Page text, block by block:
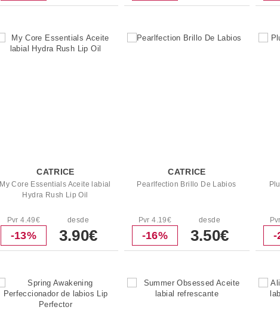
CATRICE
My Core Essentials Aceite labial
Hydra Rush Lip Oil
Pvr 4.49€
-13%
desde
3.90€
CATRICE
Pearlfection Brillo De Labios
Pvr 4.19€
-16%
desde
3.50€ -